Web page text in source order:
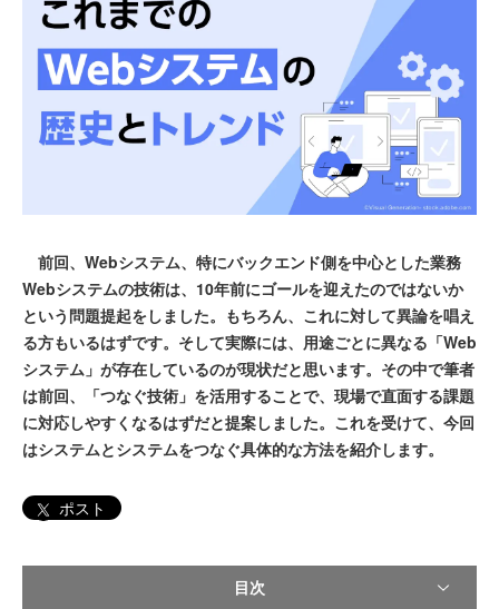
前回、Webシステム、特にバックエンド側を中心とした業務
Webシステムの技術は、10年前にゴールを迎えたのではないか
という問題提起をしました。もちろん、これに対して異論を唱え
る方もいるはずです。そして実際には、用途ごとに異なる「Web
システム」が存在しているのが現状だと思います。その中で筆者
は前回、「つなぐ技術」を活用することで、現場で直面する課題
に対応しやすくなるはずだと提案しました。これを受けて、今回
はシステムとシステムをつなぐ具体的な方法を紹介します。
ポスト
目次